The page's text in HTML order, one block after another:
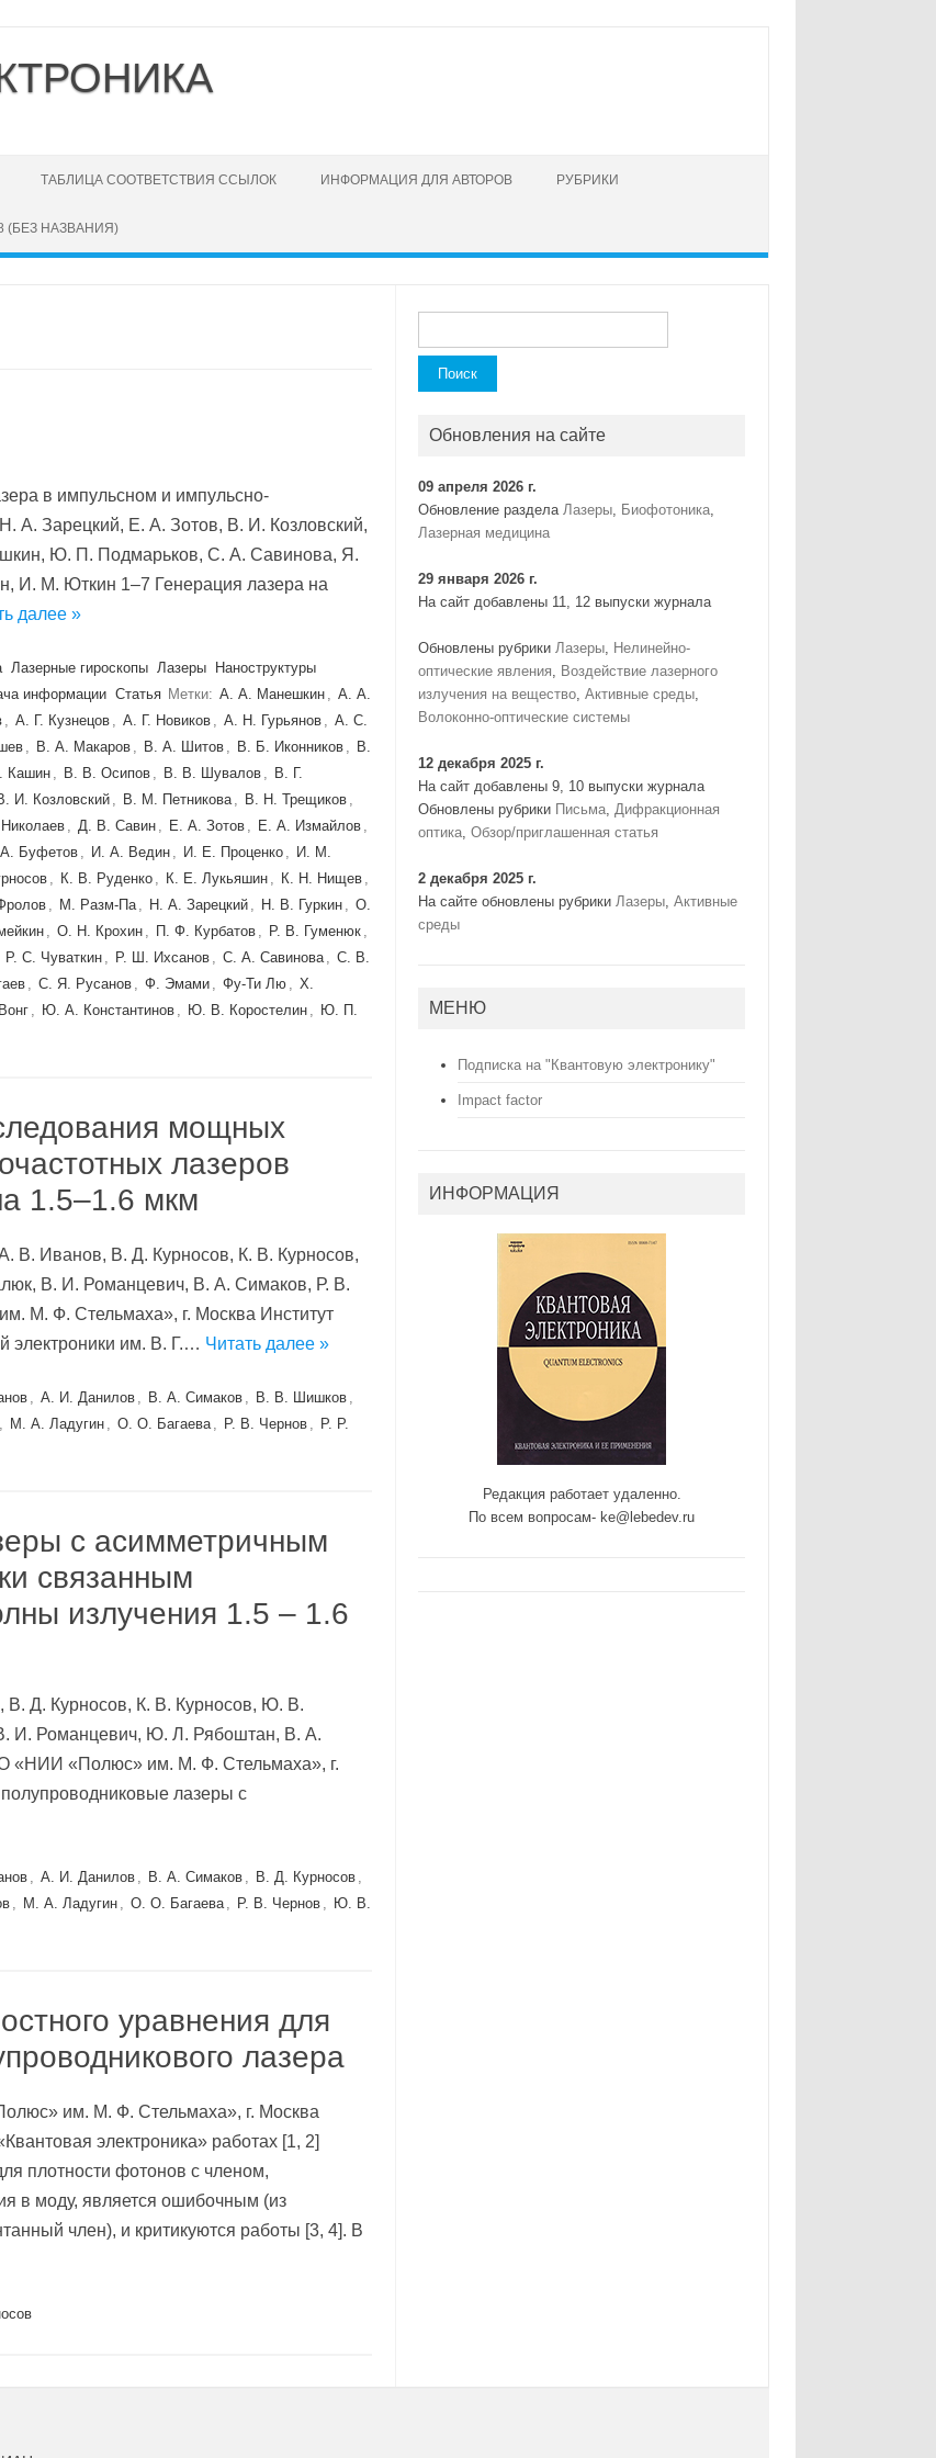
ТАБЛИЦА СООТВЕТСТВИЯ ССЫЛОК ИНФОРМАЦИЯ ДЛЯ АВТОРОВ РУБРИКИ
(БЕЗ НАЗВАНИЯ)
в импульсном и импульсно-
А. Зарецкий, Е. А. Зотов, В. И. Козловский,
Ю. П. Подмарьков, С. А. Савинова, Я.
И. М. Юткин 1–7 Генерация лазера на
далее »
Лазерные гироскопы Лазеры
Наноструктуры
информации Статья Метки: А. А. Манешкин , А. А.
, А. Г. Кузнецов , А. Г. Новиков , А. Н. Гурьянов , А. С.
, В. А. Макаров , В. А. Шитов , В. Б. Иконников , В.
Кашин , В. В. Осипов , В. В. Шувалов , В. Г.
И. Козловский , В. М. Петникова , В. Н. Трещиков ,
, Д. В. Савин , Е. А. Зотов , Е. А. Измайлов ,
Буфетов , И. А. Ведин , И. Е. Проценко , И. М.
, К. В. Руденко , К. Е. Лукьяшин , К. Н. Нищев ,
, М. Разм-Па , Н. А. Зарецкий , Н. В. Гуркин , О.
, О. Н. Крохин , П. Ф. Курбатов , Р. В. Гуменюк ,
Р. С. Чуваткин , Р. Ш. Ихсанов , С. А. Савинова , С. В.
, С. Я. Русанов , Ф. Эмами , Фу-Ти Лю , Х.
, Ю. А. Константинов , Ю. В. Коростелин , Ю. П.
мощных
лазеров
1.5–1.6 мкм
В. Иванов, В. Д. Курносов, К. В. Курносов,
В. И. Романцевич, В. А. Симаков, Р. В.
М. Ф. Стельмаха», г. Москва Институт
электроники им. В. Г.… Читать далее »
, А. И. Данилов , В. А. Симаков , В. В. Шишков ,
, М. А. Ладугин , О. О. Багаева , Р. В. Чернов , Р. Р.
с асимметричным
связанным
излучения 1.5 – 1.6
Д. Курносов, К. В. Курносов, Ю. В.
И. Романцевич, Ю. Л. Рябоштан, В. А.
«НИИ «Полюс» им. М. Ф. Стельмаха», г.
лазеры с
, А. И. Данилов , В. А. Симаков , В. Д. Курносов ,
, М. А. Ладугин , О. О. Багаева , Р. В. Чернов , Ю. В.
уравнения для
лазера
им. М. Ф. Стельмаха», г. Москва
электроника» работах [1, 2]
плотности фотонов с членом,
в моду, является ошибочным (из
член), и критикуются работы [3, 4]. В
Обновления на сайте
09 апреля 2026 г.
Обновление разделаЛазеры, Биофотоника,
Лазерная медицина
29 января 2026 г.
На сайт добавлены 11, 12 выпуски журнала
Обновлены рубрикиЛазеры, Нелинейно-
оптические явления, Воздействие лазерного
излучения на вещество,Активные среды,
Волоконно-оптические системы
12 декабря 2025 г.
На сайт добавлены 9, 10 выпуски журнала
Обновлены рубрики Письма,Дифракционная
оптика,Обзор/приглашенная статья
2 декабря 2025 г.
На сайте обновлены рубрикиЛазеры,Активные
среды
МЕНЮ
Подписка на "Квантовую электронику"
Impact factor
ИНФОРМАЦИЯ
Редакция работает удаленно.
По всем вопросам- ke@lebedev.ru